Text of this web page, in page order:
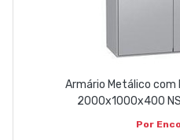
Armário Metálico
2000x1000x400
Por